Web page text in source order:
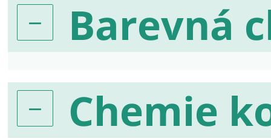
Barevná
Chemie